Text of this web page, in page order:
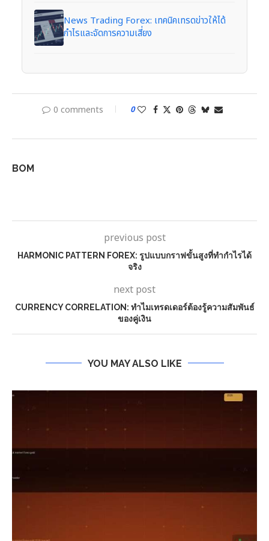
News Trading Forex: เทคนิคเทรดข่าวให้ได้
กำไรและจัดการความเสี่ยง
0 comments 0
BOM
previous post
HARMONIC PATTERN FOREX: รูปแบบกราฟขั้นสูงที่ทำกำไรได้
จริง
next post
CURRENCY CORRELATION: ทำไมเทรดเดอร์ต้องรู้ความสัมพันธ์
ของคู่เงิน
YOU MAY ALSO LIKE